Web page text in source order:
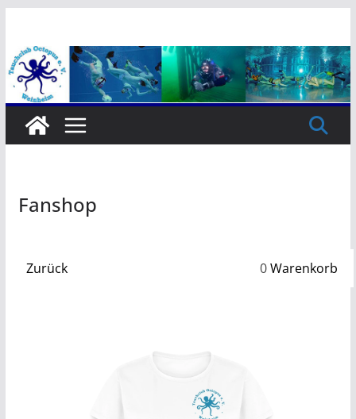
springen
Fanshop
Zurück 0Warenkorb